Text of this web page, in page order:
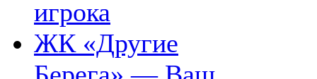
игрока
ЖК «Другие